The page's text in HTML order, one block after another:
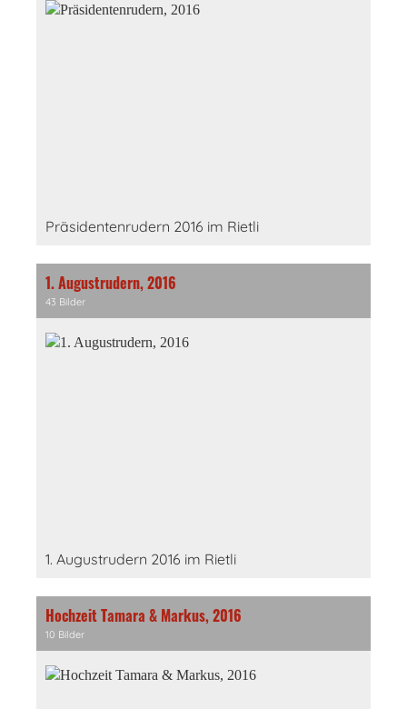
Präsidentenrudern 2016 im Rietli
1. Augustrudern, 2016
43 Bilder
1. Augustrudern 2016 im Rietli
Hochzeit Tamara & Markus, 2016
10 Bilder